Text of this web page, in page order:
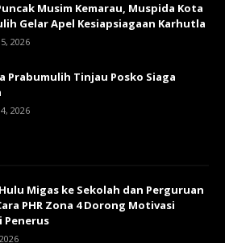
Musim Kemarau, Muspida Kota
Gelar Apel Kesiapsiagaan Karhutla
2026
Prabumulih Tinjau Posko Siaga
2026
Migas ke Sekolah dan Perguruan
PHR Zona 4 Dorong Motivasi
Penerus